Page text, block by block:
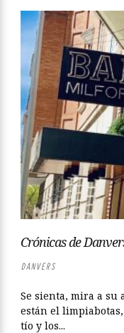
Crónicas de
DANVERS
Se sienta, mira a su
están el
tío y los...